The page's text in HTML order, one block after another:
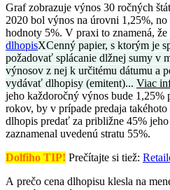
Graf zobrazuje výnos 30 ročných
2020 bol výnos na úrovni 1,25%,
hodnoty 5%. V praxi to znamená,
dlhopisXCenný papier, s ktorým je
požadovať splácanie dlžnej sumy v
výnosov z nej k určitému dátumu a
vydávať dlhopisy (emitent)... Viac
jeho každoročný výnos bude 1,25%
rokov, by v prípade predaja
dlhopis predať za približne 45%
zaznamenal uvedenú stratu 55%.
Dolfiho TIP! Prečítajte si tiež:
A prečo cena dlhopisu klesla na